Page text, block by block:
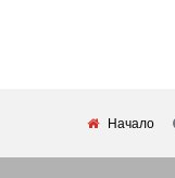
Начало